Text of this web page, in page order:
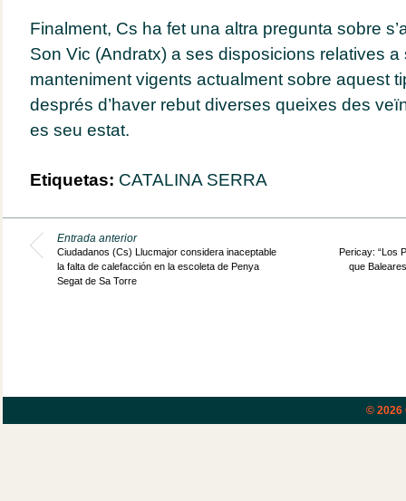
Finalment, Cs ha fet una altra pregunta sobre
Son Vic (Andratx) a ses disposicions relatives a
manteniment vigents actualment sobre aquest
després d’haver rebut diverses queixes des
es seu estat.
Etiquetas: CATALINA SERRA
Entrada anterior
Ciudadanos (Cs) Llucmajor considera inaceptable
la falta de calefacción en la escoleta de Penya
Segat de Sa Torre
Pericay: “Los
que
© 2026